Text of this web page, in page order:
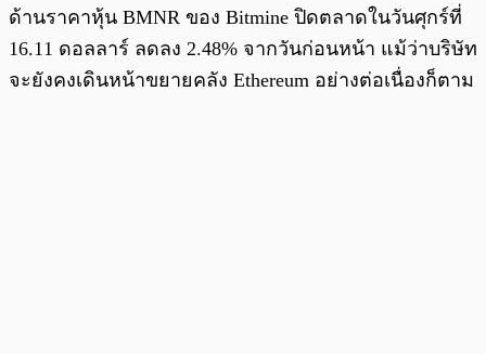
ด้านราคาหุ้น BMNR ของ Bitmine ปิดตลาดในวันศุกร์ที่
16.11 ดอลลาร์ ลดลง 2.48% จากวันก่อนหน้า แม้ว่าบริษัท
จะยังคงเดินหน้าขยายคลัง Ethereum อย่างต่อเนื่องก็ตาม